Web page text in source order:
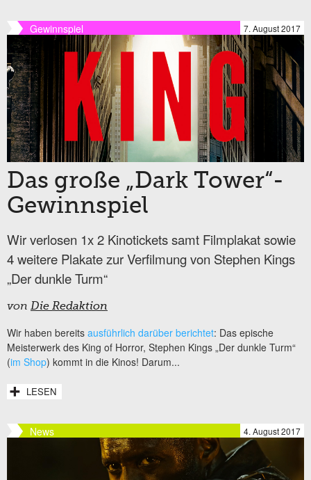
Gewinnspiel 7. August 2017
Das große „Dark Tower“-
Gewinnspiel
Wir verlosen 1x 2 Kinotickets samt Filmplakat sowie
4 weitere Plakate zur Verfilmung von Stephen Kings
„Der dunkle Turm“
von Die Redaktion
Wir haben bereits ausführlich darüber berichtet: Das epische
Meisterwerk des King of Horror, Stephen Kings „Der dunkle Turm“
(im Shop) kommt in die Kinos! Darum...
LESEN
News 4. August 2017